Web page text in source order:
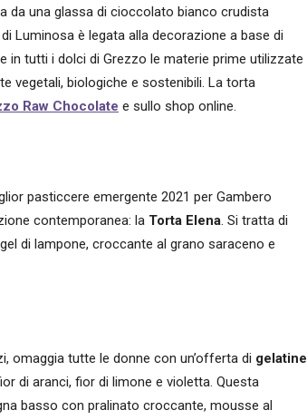
da una glassa di cioccolato bianco crudista
Luminosa è legata alla decorazione a base di
in tutti i dolci di Grezzo le materie prime utilizzate
vegetali, biologiche e sostenibili. La torta
Raw Chocolate e sullo shop online.
pasticcere emergente 2021 per Gambero
contemporanea: la Torta Elena. Si tratta di
di lampone, croccante al grano saraceno e
omaggia tutte le donne con un’offerta di gelatine
di aranci, fior di limone e violetta. Questa
basso con pralinato croccante, mousse al